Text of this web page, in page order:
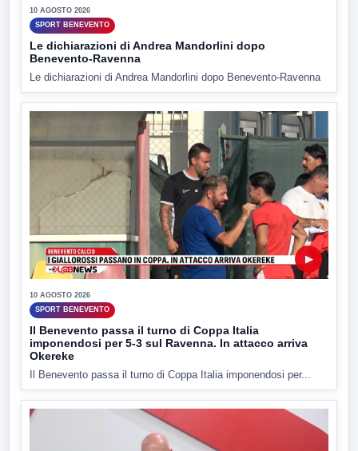
10 AGOSTO 2026
SPORT BENEVENTO
Le dichiarazioni di Andrea Mandorlini dopo
Benevento-Ravenna
Le dichiarazioni di Andrea Mandorlini dopo Benevento-Ravenna
▶
10 AGOSTO 2026
SPORT BENEVENTO
Il Benevento passa il turno di Coppa Italia
imponendosi per 5-3 sul Ravenna. In attacco arriva
Okereke
Il Benevento passa il turno di Coppa Italia imponendosi per...